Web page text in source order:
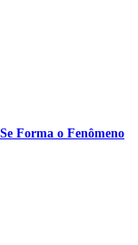
Forma o Fenômeno